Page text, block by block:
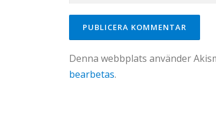
Denna webbplats använder
bearbetas.